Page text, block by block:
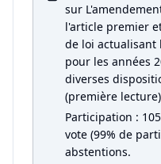
sur
l'article premier
de loi
pour les années
diverses
(première
Participation :
vote (99% de
abstentions.